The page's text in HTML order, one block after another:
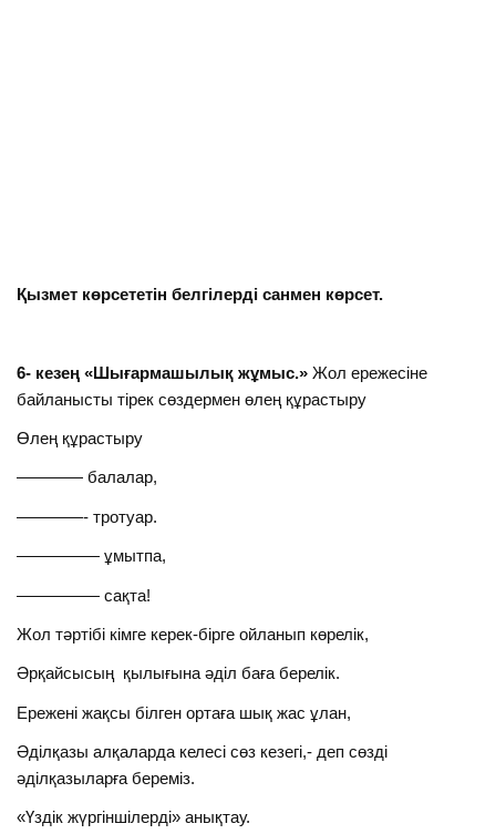
Қызмет көрсететін белгілерді санмен көрсет.
6- кезең «Шығармашылық жұмыс.» Жол ережесіне
байланысты тірек сөздермен өлең құрастыру
Өлең құрастыру
———— балалар,
————- тротуар.
————— ұмытпа,
————— сақта!
Жол тәртібі кімге керек-бірге ойланып көрелік,
Әрқайсысың қылығына әділ баға берелік.
Ережені жақсы білген ортаға шық жас ұлан,
Әділқазы алқаларда келесі сөз кезегі,- деп сөзді
әділқазыларға береміз.
«Үздік жүргіншілерді» анықтау.